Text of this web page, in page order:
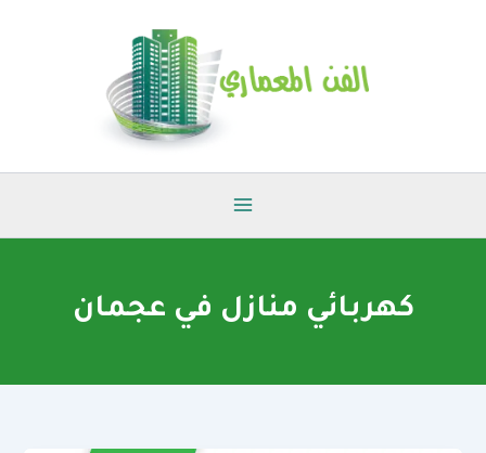
كهربائي منازل في عجمان